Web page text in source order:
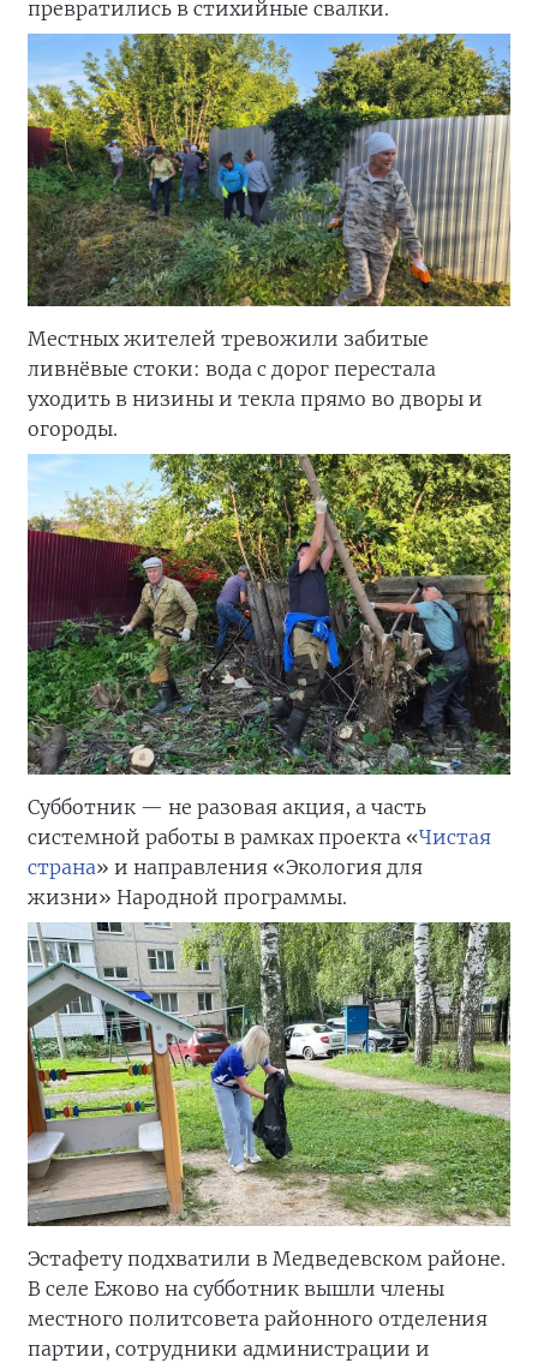
превратились в стихийные свалки.
Местных жителей тревожили забитые
ливнёвые стоки: вода с дорог перестала
уходить в низины и текла прямо во дворы и
огороды.
Субботник — не разовая акция, а часть
системной работы в рамках проекта «Чистая
страна» и направления «Экология для
жизни» Народной программы.
Эстафету подхватили в Медведевском районе.
В селе Ежово на субботник вышли члены
местного политсовета районного отделения
партии, сотрудники администрации и